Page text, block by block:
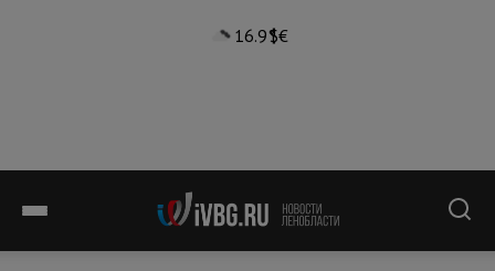
16.9°$€